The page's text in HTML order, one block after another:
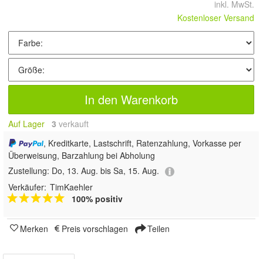
inkl. MwSt.
Kostenloser Versand
In den Warenkorb
Auf Lager 3 verkauft
, Kreditkarte, Lastschrift, Ratenzahlung, Vorkasse per
Überweisung, Barzahlung bei Abholung
Zustellung: Do, 13. Aug. bis Sa, 15. Aug.
Verkäufer: TimKaehler
100% positiv
Merken Preis vorschlagen Teilen